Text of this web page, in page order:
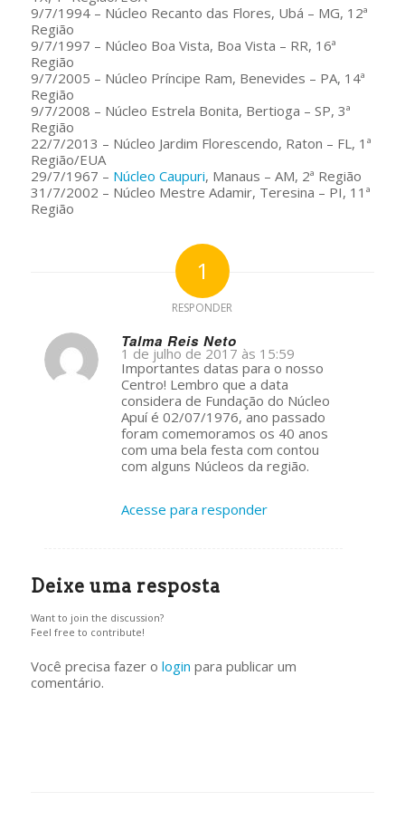
9/7/1994 – Núcleo Recanto das Flores, Ubá – MG, 12ª
Região
9/7/1997 – Núcleo Boa Vista, Boa Vista – RR, 16ª
Região
9/7/2005 – Núcleo Príncipe Ram, Benevides – PA, 14ª
Região
9/7/2008 – Núcleo Estrela Bonita, Bertioga – SP, 3ª
Região
22/7/2013 – Núcleo Jardim Florescendo, Raton – FL, 1ª
Região/EUA
29/7/1967 – Núcleo Caupuri, Manaus – AM, 2ª Região
31/7/2002 – Núcleo Mestre Adamir, Teresina – PI, 11ª
Região
1
RESPONDER
Talma Reis Neto
s
ays:
1 de julho de 2017 às 15:59
Importantes datas para o nosso
Centro! Lembro que a data
considera de Fundação do Núcleo
Apuí é 02/07/1976, ano passado
foram comemoramos os 40 anos
com uma bela festa com contou
com alguns Núcleos da região.
Acesse para responder
Deixe uma resposta
Want to join the discussion?
Feel free to contribute!
Você precisa fazer o login para publicar um
comentário.